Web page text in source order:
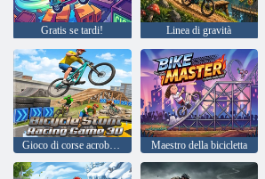
Gratis se tardi! Linea di gravità
Gioco di corse acrobatiche in bicicletta 3D Maestro della bicicletta